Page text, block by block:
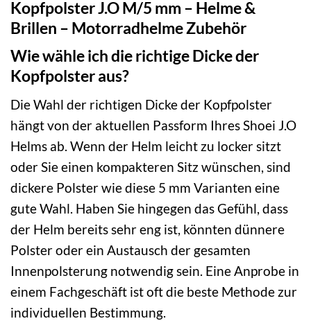
Kopfpolster J.O M/5 mm – Helme &
Brillen – Motorradhelme Zubehör
Wie wähle ich die richtige Dicke der
Kopfpolster aus?
Die Wahl der richtigen Dicke der Kopfpolster
hängt von der aktuellen Passform Ihres Shoei J.O
Helms ab. Wenn der Helm leicht zu locker sitzt
oder Sie einen kompakteren Sitz wünschen, sind
dickere Polster wie diese 5 mm Varianten eine
gute Wahl. Haben Sie hingegen das Gefühl, dass
der Helm bereits sehr eng ist, könnten dünnere
Polster oder ein Austausch der gesamten
Innenpolsterung notwendig sein. Eine Anprobe in
einem Fachgeschäft ist oft die beste Methode zur
individuellen Bestimmung.